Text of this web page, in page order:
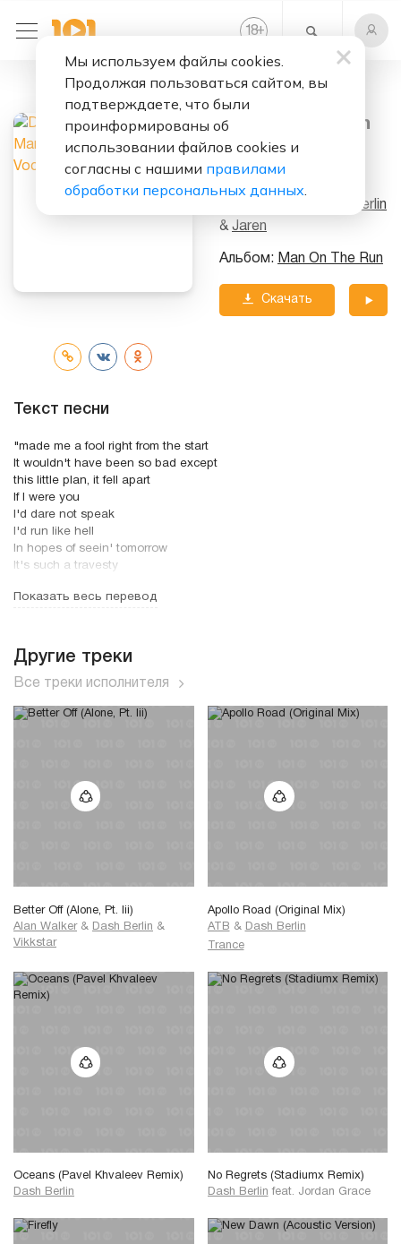
18+
Man On The Run
(Original Vocal
Mix)
Dash Berlin
& Jaren
Альбом: Man On The Run
Скачать
Текст песни
"made me a fool right from the start
It wouldn't have been so bad except
this little plan, it fell apart
If I were you
I'd dare not speak
I'd run like hell
In hopes of seein' tomorrow
It's such a travesty
yeah, such a tragedy
Oh, man on the run
playin' for fun
wind me up
It's such a travesty
well you better run
Oh, man on the run
your name in loving memory
so don't you try to make ammends
that's what ya get for playin' mean
"
Показать весь перевод
Другие треки
Все треки исполнителя
Better Off (Alone, Pt. Iii)
Alan Walker & Dash Berlin &
Vikkstar
Apollo Road (Original Mix)
ATB & Dash Berlin
Trance
Oceans (Pavel Khvaleev Remix)
Dash Berlin
No Regrets (Stadiumx Remix)
Dash Berlin feat. Jordan Grace
Мы используем файлы cookies.
Продолжая пользоваться сайтом, вы
подтверждаете, что были
проинформированы об
использовании файлов cookies и
согласны с нашими правилами
обработки персональных данных.